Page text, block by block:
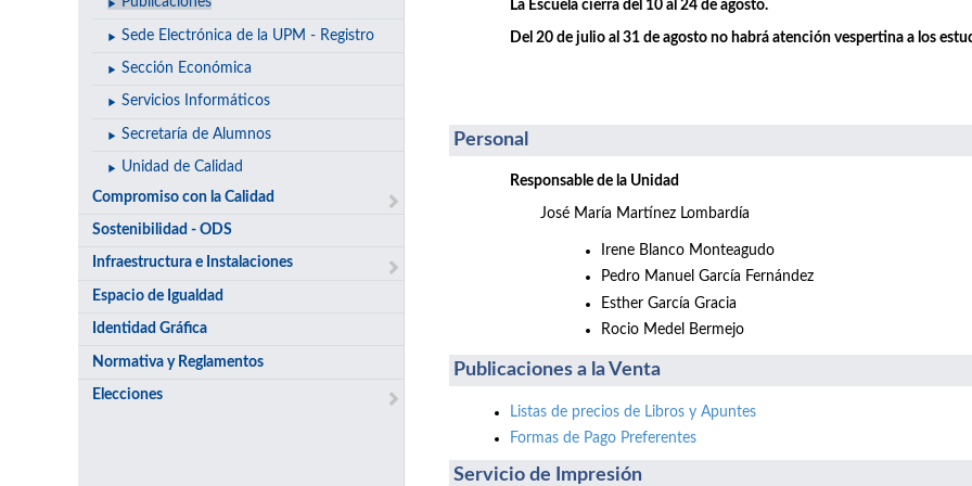
Sede Electrónica de la UPM - Registro
Sección Económica
Servicios Informáticos
Secretaría de Alumnos
Unidad de Calidad
Compromiso con la Calidad
Sostenibilidad - ODS
Infraestructura e Instalaciones
Espacio de Igualdad
Identidad Gráfica
Normativa y Reglamentos
Elecciones
La Escuela cierra del 10 al 24 de agosto.
Del 20 de julio al 31 de agosto no habrá atención vespertina a los
Personal
Responsable de la Unidad
José María Martínez Lombardía
Irene Blanco Monteagudo
Pedro Manuel García Fernández
Esther García Gracia
Rocio Medel Bermejo
Publicaciones a la Venta
Listas de precios de Libros y Apuntes
Formas de Pago Preferentes
Servicio de Impresión